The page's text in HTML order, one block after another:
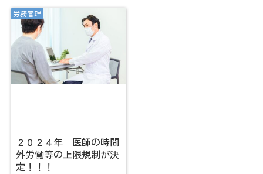
労務管理
２０２４年 医師の時間
外労働等の上限規制が決
定！！！